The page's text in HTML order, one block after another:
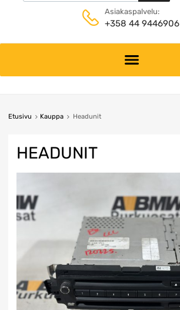
Asiakaspalvelu:
+358 44 9446906
content
Etusivu Kauppa Headunit
HEADUNIT